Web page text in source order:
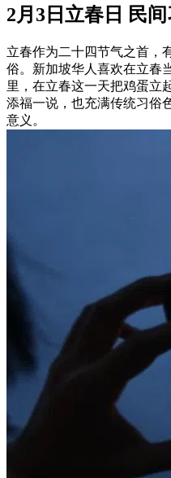
2月3日立春日 民
立春作为二十四节气之首，
俗。新加坡华人喜欢在立春
里，在立春这一天把鸡蛋立
添福一说，也充满传统习俗
意义。